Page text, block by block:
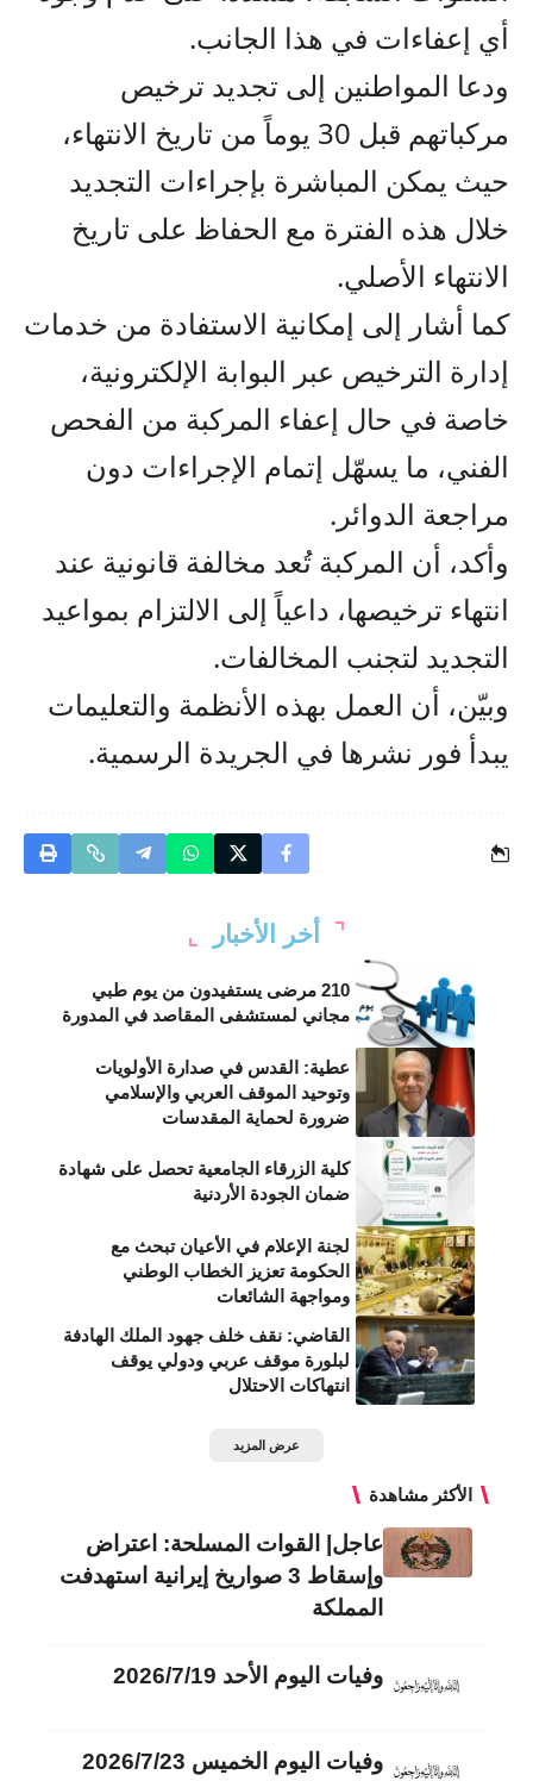
أي إعفاءات في هذا الجانب.
ودعا المواطنين إلى تجديد ترخيص
مركباتهم قبل 30 يوماً من تاريخ الانتهاء،
حيث يمكن المباشرة بإجراءات التجديد
خلال هذه الفترة مع الحفاظ على تاريخ
الانتهاء الأصلي.
كما أشار إلى إمكانية الاستفادة من خدمات
إدارة الترخيص عبر البوابة الإلكترونية،
خاصة في حال إعفاء المركبة من الفحص
الفني، ما يسهّل إتمام الإجراءات دون
مراجعة الدوائر.
وأكد، أن المركبة تُعد مخالفة قانونية عند
انتهاء ترخيصها، داعياً إلى الالتزام بمواعيد
التجديد لتجنب المخالفات.
وبيّن، أن العمل بهذه الأنظمة والتعليمات
يبدأ فور نشرها في الجريدة الرسمية.
أخر الأخبار
210 مرضى يستفيدون من يوم طبي
مجاني لمستشفى المقاصد في المدورة
عطية: القدس في صدارة الأولويات
وتوحيد الموقف العربي والإسلامي
ضرورة لحماية المقدسات
كلية الزرقاء الجامعية تحصل على شهادة
ضمان الجودة الأردنية
لجنة الإعلام في الأعيان تبحث مع
الحكومة تعزيز الخطاب الوطني
ومواجهة الشائعات
القاضي: نقف خلف جهود الملك الهادفة
لبلورة موقف عربي ودولي يوقف
انتهاكات الاحتلال
عرض المزيد
الأكثر مشاهدة
عاجل| القوات المسلحة: اعتراض
وإسقاط 3 صواريخ إيرانية استهدفت
المملكة
وفيات اليوم الأحد 2026/7/19
وفيات اليوم الخميس 2026/7/23